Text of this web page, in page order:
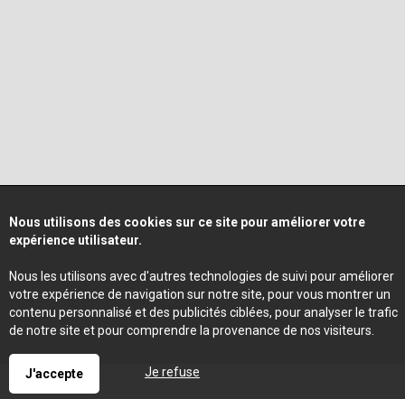
Nous utilisons des cookies sur ce site pour améliorer votre
expérience utilisateur.
Nous les utilisons avec d'autres technologies de suivi pour améliorer
votre expérience de navigation sur notre site, pour vous montrer un
contenu personnalisé et des publicités ciblées, pour analyser le trafic
de notre site et pour comprendre la provenance de nos visiteurs.
J'accepte Je refuse